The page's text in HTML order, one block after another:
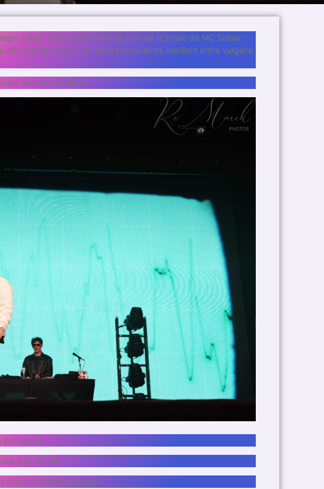
urbain francophone actuel. Loin de la prose de MC Solaar,
informatique est un as de la provocation, oscillant entre vulgaire
ses compositions.
est donné.
pas reculer
crocs, va t’faire enculer »